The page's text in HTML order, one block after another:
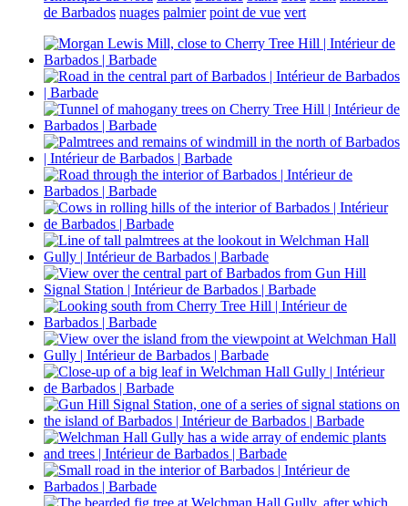
de Barbados nuages palmier point de vue vert